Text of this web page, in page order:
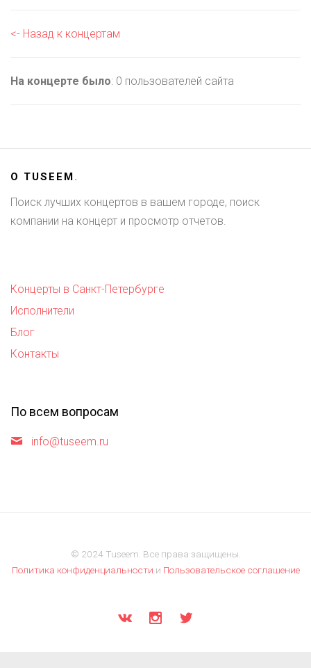
<- Назад к концертам
На концерте было: 0 пользователей сайта
О TUSEEM.
Поиск лучших концертов в вашем городе, поиск
компании на концерт и просмотр отчетов.
Концерты в Санкт-Петербурге
Исполнители
Блог
Контакты
По всем вопросам
info@tuseem.ru
© 2024 Tuseem. Все права защищены.
Политика конфиденциальности и Пользовательское соглашение